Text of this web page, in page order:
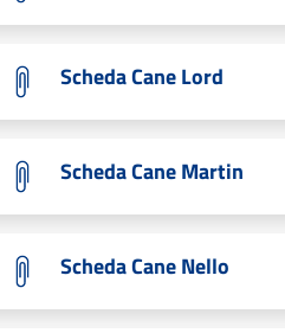
Scheda Cane Lord
Scheda Cane Martin
Scheda Cane Nello